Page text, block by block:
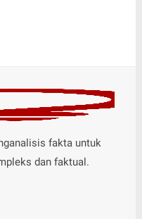
fakta untuk
dan faktual.